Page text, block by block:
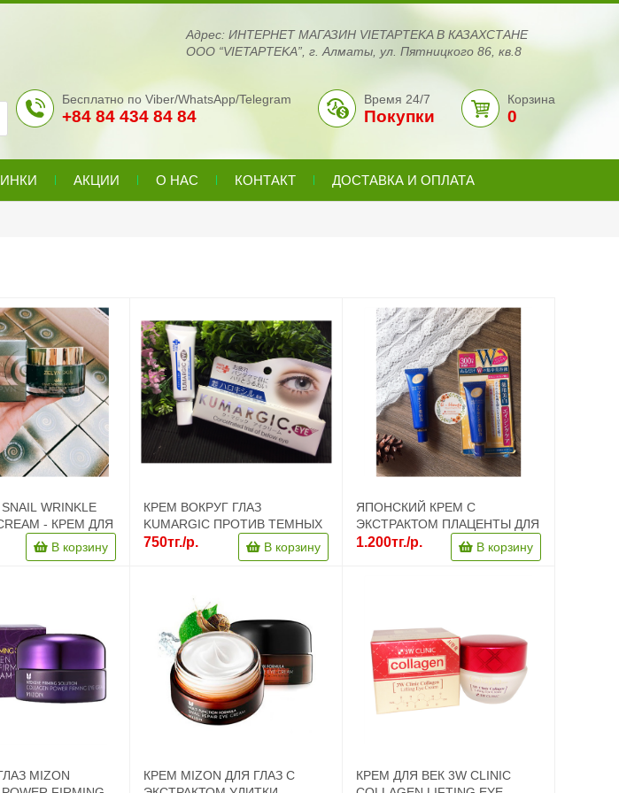
Адрес: ИНТЕРНЕТ МАГАЗИН VIETAPTEKA В КАЗАХСТАНЕ
ООО “VIETAPTEKA”, г. Алматы, ул. Пятницкого 86, кв.8
Бесплатно по Viber/WhatsApp/Telegram
+84 84 434 84 84
Время 24/7
Покупки
Корзина
0
АКЦИИ О НАС КОНТАКТ ДОСТАВКА И ОПЛАТА
WRINKLE
- КРЕМ ДЛЯ
ГЛАЗ С
УЛИТКИ, 50 ГР.
В корзину
КРЕМ ВОКРУГ ГЛАЗ
KUMARGIC ПРОТИВ ТЕМНЫХ
КРУГОВ ПОД ГЛАЗАМИ (20ГР.)
750тг./р. В корзину
ЯПОНСКИЙ КРЕМ С
ЭКСТРАКТОМ ПЛАЦЕНТЫ ДЛЯ
КОЖИ ВОКРУГ ГЛАЗ С
ОТБЕЛИВАЮЩИМ ЭФФЕКТОМ
1.200тг./р. В корзину
MIZON
КРЕМ MIZON ДЛЯ ГЛАЗ С
КРЕМ ДЛЯ ВЕК 3W CLINIC